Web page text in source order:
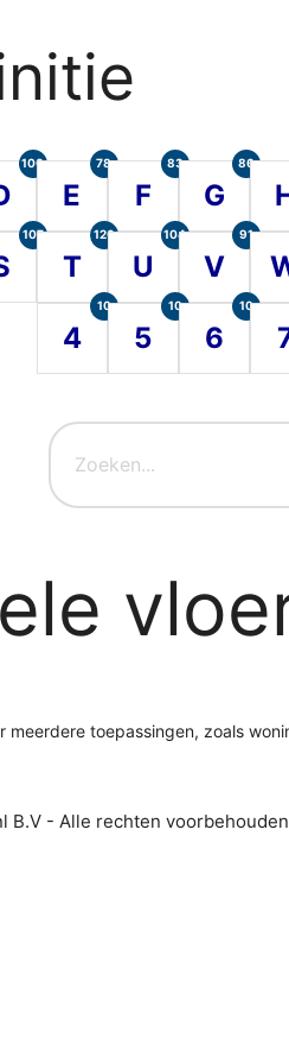
100
E
78
F
83
G
86
107
T
120
U
104
V
91
4
10
5
10
6
10
toepassingen, zoals
- Alle rechten